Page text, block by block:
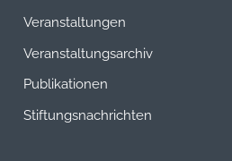
Veranstaltungen
Veranstaltungsarchiv
Publikationen
Stiftungsnachrichten